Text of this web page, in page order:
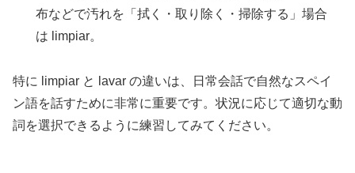
布などで汚れを「拭く・取り除く・掃除する」場合
は limpiar。
特に limpiar と lavar の違いは、日常会話で自然なスペイ
ン語を話すために非常に重要です。状況に応じて適切な動
詞を選択できるように練習してみてください。